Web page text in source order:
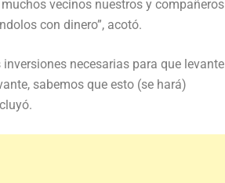
vecinos nuestros y compañeros
con dinero”, acotó.
necesarias para que levante
sabemos que esto (se hará)